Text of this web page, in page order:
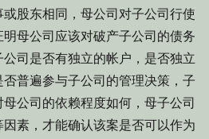
股东相同，母公司对子公司行使
母公司应该对破产子公司的债务
司是否有独立的帐户，是否独立
普遍参与子公司的管理决策，子
公司的依赖程度如何，母子公司
素，才能确认该案是否可以作为